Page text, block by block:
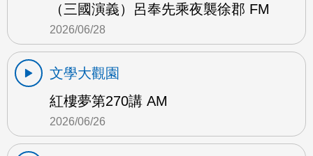
（三國演義）呂奉先乘夜襲徐郡 FM
2026/06/28
文學大觀園
紅樓夢第270講 AM
2026/06/26